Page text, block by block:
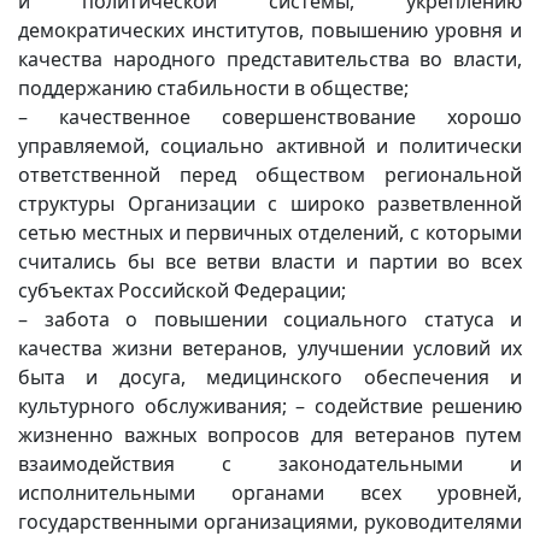
демократических институтов, повышению уровня и
качества народного представительства во власти,
поддержанию стабильности в обществе;
– качественное совершенствование хорошо
управляемой, социально активной и политически
ответственной перед обществом региональной
структуры Организации с широко разветвленной
сетью местных и первичных отделений, с которыми
считались бы все ветви власти и партии во всех
субъектах Российской Федерации;
– забота о повышении социального статуса и
качества жизни ветеранов, улучшении условий их
быта и досуга, медицинского обеспечения и
культурного обслуживания; – содействие решению
жизненно важных вопросов для ветеранов путем
взаимодействия с законодательными и
исполнительными органами всех уровней,
государственными организациями, руководителями